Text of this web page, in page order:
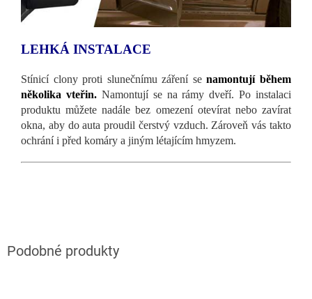
LEHKÁ INSTALACE
Stínicí clony proti slunečnímu záření senamontují během
několika vteřin.Namontují se na rámy dveří. Po instalaci
produktu můžete nadále bez omezení otevírat nebo zavírat
okna, aby do auta proudil čerstvý vzduch. Zároveň vás takto
ochrání i před komáry a jiným létajícím hmyzem.